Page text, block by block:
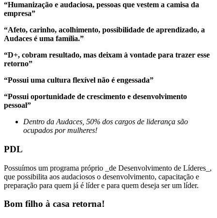
“Humanização e audaciosa, pessoas que vestem a camisa da
empresa”
“Afeto, carinho, acolhimento, possibilidade de aprendizado, a
Audaces é uma família.”
“D+, cobram resultado, mas deixam à vontade para trazer esse
retorno”
“Possui uma cultura flexível não é engessada”
“Possui oportunidade de crescimento e desenvolvimento
pessoal”
Dentro da Audaces, 50% dos cargos de liderança são
ocupados por mulheres!
PDL
Possuímos um programa próprio _de Desenvolvimento de Líderes_,
que possibilita aos audaciosos o desenvolvimento, capacitação e
preparação para quem já é líder e para quem deseja ser um líder.
Bom filho à casa retorna!